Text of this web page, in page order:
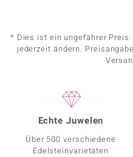
* Dies ist ein ungefährer
jederzeit ändern.
Echte Juwelen
Über 500 verschiedene
Edelsteinvarietäten